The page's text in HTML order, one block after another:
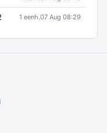
1 eenh.07 Aug 08:29